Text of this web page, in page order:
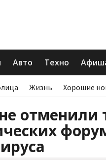
Авто Техно
Жизнь Хорошие
отменили